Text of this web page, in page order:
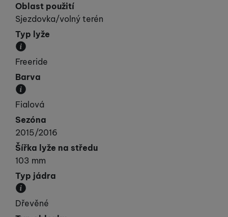
Oblast použití
Sjezdovka/volný terén
Typ lyže
Kategorie, do které lyže spadá svými vlastnostmi.
Freeride
Barva
Převládající barva výrobku.
Fialová
Sezóna
2015/2016
Šířka lyže na středu
103 mm
Typ jádra
Materiál, ze kterého je jádro lyže vyrobeno.
Dřevěné